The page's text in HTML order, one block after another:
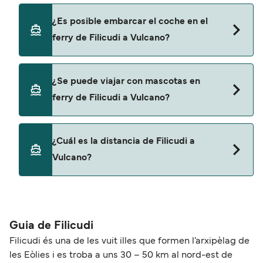
navieras.
a Vulcano con:
¿Es posible embarcar el coche en el
ferry de Filicudi a Vulcano?
Vulcano con
¿Se puede viajar con mascotas en
ferry de Filicudi a Vulcano?
ferry. Puede que necesites el pasaporte de tus
puedes viajar con mascotas con:
¿Cuál es la distancia de Filicudi a
Vulcano?
Guia de Filicudi
Filicudi és una de les vuit illes que formen l’arxipèlag de
les Eòlies i es troba a uns 30 – 50 km al nord-est de